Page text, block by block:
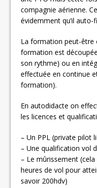
compagnie aérienne.
évidemment qu’il
La formation peut-être
formation est
son rythme) ou en
effectuée en continue
formation).
En autodidacte on
les licences et
– Un PPL (private pilot
– Une qualification vol
– Le mûrissement
heures de vol pour
savoir 200hdv)